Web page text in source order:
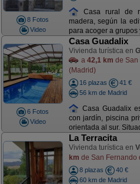
8 Fotos
Video
Casa rural de
madera, según la
para acoger a grupos
6 Fotos
Video
Casa Guadalix
Vivienda turística en
a 42,1 km de San
(Madrid)
16 plazas
41 €
56 km de Madrid
Casa Guadalix
con jardín, piscina
orientada al sur.
La Terracita
Vivienda turística en
km de San Fernando
8 plazas
40 €
60 km de Madrid